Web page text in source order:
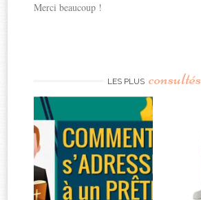
Merci beaucoup !
LES PLUS consultés